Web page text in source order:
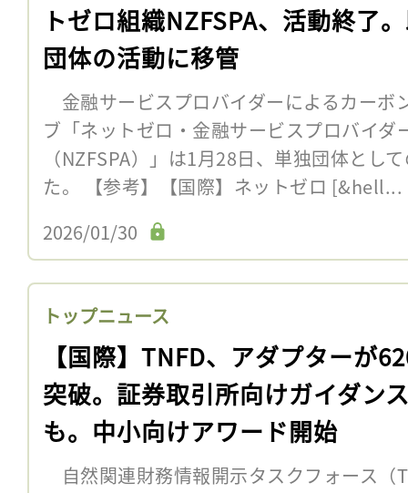
トゼロ組織NZFSPA、活動終了
団体の活動に移管
金融サービスプロバイダーによるカーボ
ブ「ネットゼロ・金融サービスプロバイダ
（NZFSPA）」は1月28日、単独団体とし
た。 【参考】【国際】ネットゼロ [&hell...
2026/01/30
トップニュース
【国際】TNFD、アダプターが
突破。証券取引所向けガイダン
も。中小向けアワード開始
自然関連財務情報開示タスクフォース（